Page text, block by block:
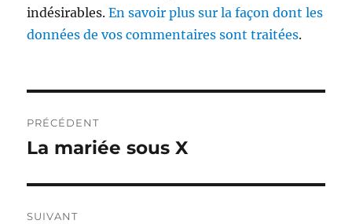
indésirables.En savoir plus sur la façon dont les
données de vos commentaires sont traitées.
de
PRÉCÉDENT
Publication
La mariée sous X
SUIVANT